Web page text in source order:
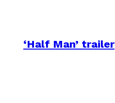
‘Half Man’ trailer